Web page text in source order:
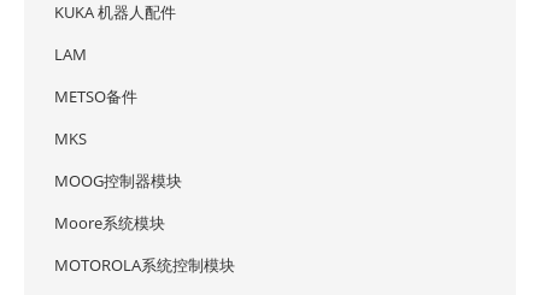
KUKA 机器人配件
LAM
METSO备件
MKS
MOOG控制器模块
Moore系统模块
MOTOROLA系统控制模块